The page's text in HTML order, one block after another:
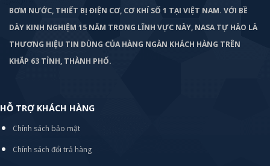
BƠM NƯỚC, THIẾT BỊ ĐIỆN CƠ, CƠ KHÍ SỐ 1 TẠI VIỆT NAM. VỚI BỀ
DÀY KINH NGHIỆM 15 NĂM TRONG LĨNH VỰC NÀY, NASA TỰ HÀO LÀ
THƯƠNG HIỆU TIN DÙNG CỦA HÀNG NGÀN KHÁCH HÀNG TRÊN
KHẮP 63 TỈNH, THÀNH PHỐ.
HỖ TRỢ KHÁCH HÀNG
Chính sách bảo mật
Chính sách đổi trả hàng